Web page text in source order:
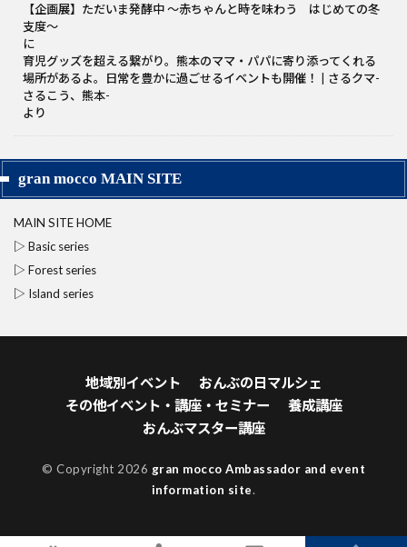
【企画展】ただいま発酵中 〜赤ちゃんと時を味わう はじめての冬
支度～
に
育児グッズを超える繋がり。熊本のママ・パパに寄り添ってくれる
場所があるよ。日常を豊かに過ごせるイベントも開催！ | さるクマ-
さるこう、熊本-
より
gran mocco MAIN SITE
MAIN SITE HOME
▷ Basic series
▷ Forest series
▷ Island series
地域別イベント
おんぶの日マルシェ
その他イベント・講座・セミナー
養成講座
おんぶマスター講座
© Copyright 2026 gran mocco Ambassador and event
information site.